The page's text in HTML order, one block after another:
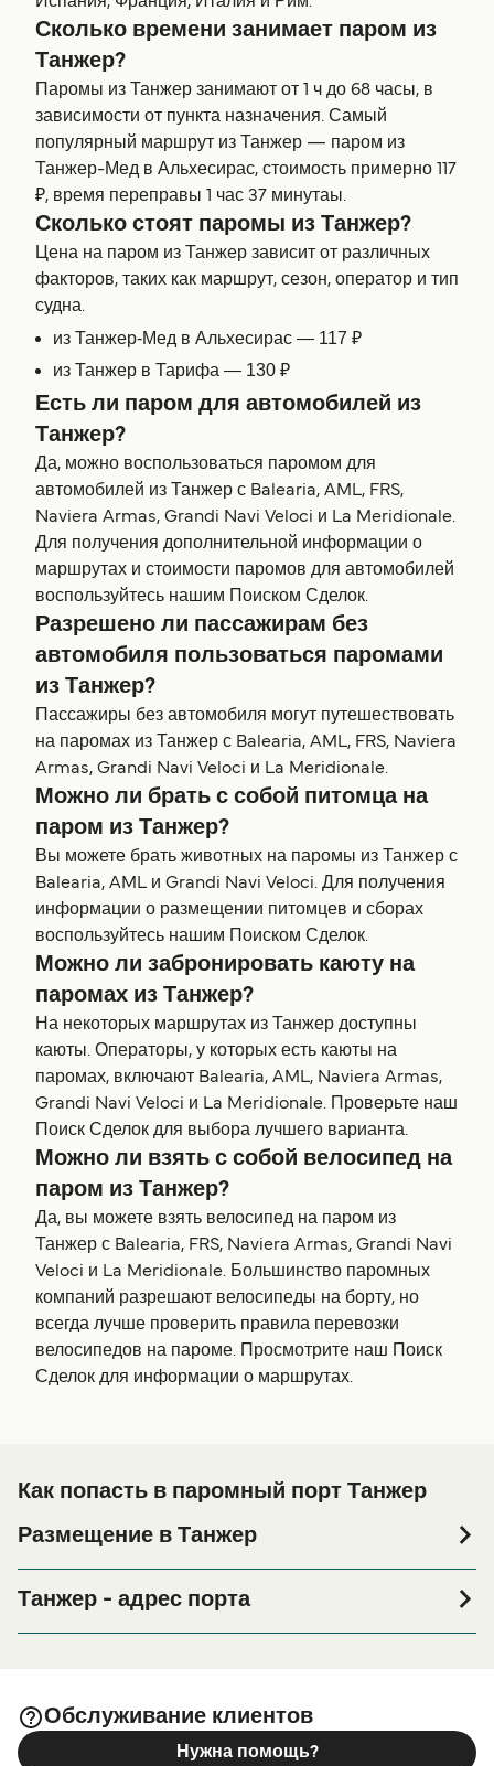
Сколько времени занимает паром из
Танжер?
Паромы из Танжер занимают от 1 ч до 68 часы, в
зависимости от пункта назначения. Самый
популярный маршрут из Танжер — паром из
Танжер-Мед в Альхесирас, стоимость примерно 117
₽, время переправы 1 час 37 минутаы.
Сколько стоят паромы из Танжер?
Цена на паром из Танжер зависит от различных
факторов, таких как маршрут, сезон, оператор и тип
судна.
из Танжер-Мед в Альхесирас — 117 ₽
из Танжер в Тарифа — 130 ₽
Есть ли паром для автомобилей из
Танжер?
Да, можно воспользоваться паромом для
автомобилей из Танжер с Balearia, AML, FRS,
Naviera Armas, Grandi Navi Veloci и La Meridionale.
Для получения дополнительной информации о
маршрутах и стоимости паромов для автомобилей
воспользуйтесь нашим Поиском Сделок.
Разрешено ли пассажирам без
автомобиля пользоваться паромами
из Танжер?
Пассажиры без автомобиля могут путешествовать
на паромах из Танжер с Balearia, AML, FRS, Naviera
Armas, Grandi Navi Veloci и La Meridionale.
Можно ли брать с собой питомца на
паром из Танжер?
Вы можете брать животных на паромы из Танжер с
Balearia, AML и Grandi Navi Veloci. Для получения
информации о размещении питомцев и сборах
воспользуйтесь нашим Поиском Сделок.
Можно ли забронировать каюту на
паромах из Танжер?
На некоторых маршрутах из Танжер доступны
каюты. Операторы, у которых есть каюты на
паромах, включают Balearia, AML, Naviera Armas,
Grandi Navi Veloci и La Meridionale. Проверьте наш
Поиск Сделок для выбора лучшего варианта.
Можно ли взять с собой велосипед на
паром из Танжер?
Да, вы можете взять велосипед на паром из
Танжер с Balearia, FRS, Naviera Armas, Grandi Navi
Veloci и La Meridionale. Большинство паромных
компаний разрешают велосипеды на борту, но
всегда лучше проверить правила перевозки
велосипедов на пароме. Просмотрите наш Поиск
Сделок для информации о маршрутах.
Как попасть в паромный порт Танжер
Размещение в Танжер
его окрестностях перед или после вашей поездки, или
если вы ищете вариант проживания на весь период
Танжер - адрес порта
Обслуживание клиентов
Нужна помощь?